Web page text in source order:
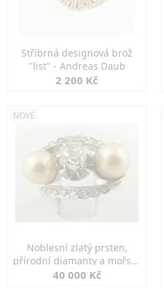
Stříbrná designová brož
"list" - Andreas Daub
2 200 Kč
NOVÉ
Noblesní zlatý prsten,
přírodní diamanty a mořské
perly
40 000 Kč